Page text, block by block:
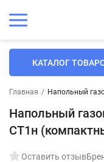
КАТАЛОГ
Главная / Напольный
Напольный
СТ1н
Оставить отзыв